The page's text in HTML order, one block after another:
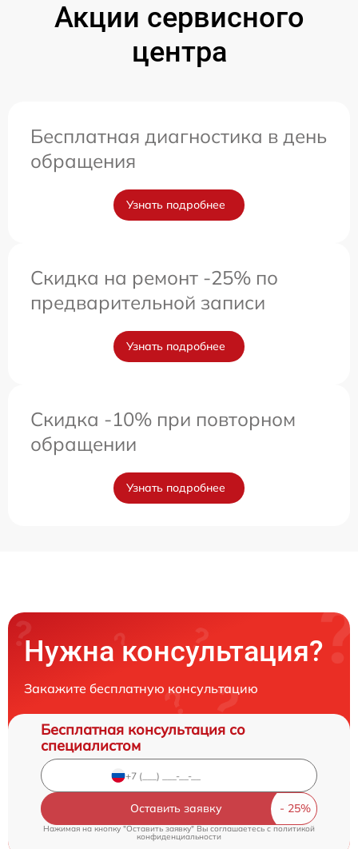
Акции сервисного
центра
Бесплатная диагностика в день
обращения
Узнать подробнее
Скидка на ремонт -25% по
предварительной записи
Узнать подробнее
Скидка -10% при повторном
обращении
Узнать подробнее
Нужна консультация?
Закажите бесплатную консультацию
Бесплатная консультация со
специалистом
Оставить заявку
Нажимая на кнопку "Оставить заявку" Вы соглашаетесь cполитикой
конфиденциальности